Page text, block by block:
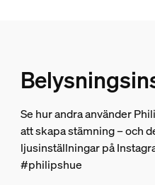
Färgåtergivningsindex
Ljusslinga/
Kan kapas
Se hur andra använder
att skapa stämning – och
ljusinställningar på
#philipshue